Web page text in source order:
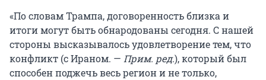
«По словам Трампа, договоренность близка и
итоги могут быть обнародованы сегодня. С нашей
стороны высказывалось удовлетворение тем, что
конфликт (с Ираном. — Прим. ред.), который был
способен поджечь весь регион и не только,